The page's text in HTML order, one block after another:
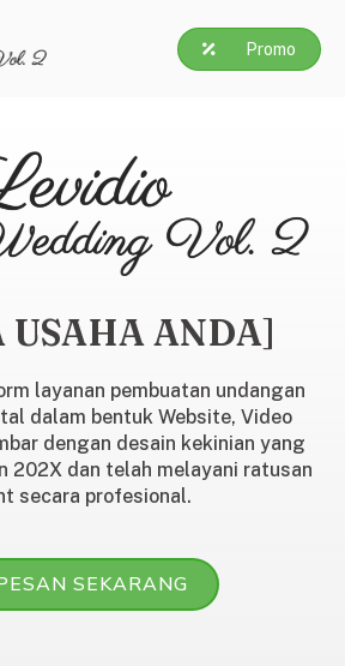
Promo
USAHA ANDA]
layanan pembuatan undangan
dalam bentuk Website, Video
dengan desain kekinian yang
202X dan telah melayani ratusan
secara profesional.
SEKARANG